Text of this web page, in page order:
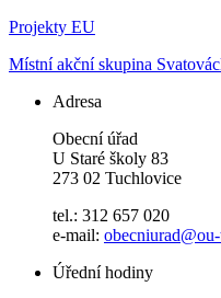
Projekty EU
Místní akční skupina
Adresa
Obecní úřad
U Staré školy 83
273 02 Tuchlovice
tel.: 312 657 020
e-mail:
Úřední hodiny